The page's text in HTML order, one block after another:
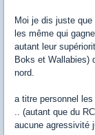
Moi je dis juste
les même qui
autant leur
Boks et Wallabies)
nord.
a titre personnel
.. (autant que du
aucune agressivité